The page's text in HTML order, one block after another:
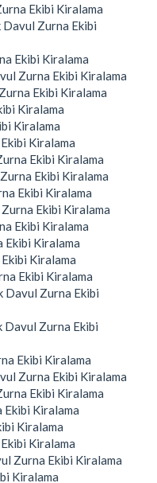
Ekibi Kiralama
Davul Zurna Ekibi
Ekibi Kiralama
Zurna Ekibi Kiralama
Ekibi Kiralama
Kiralama
Kiralama
Kiralama
Ekibi Kiralama
Ekibi Kiralama
Ekibi Kiralama
Ekibi Kiralama
Ekibi Kiralama
Ekibi Kiralama
Kiralama
Ekibi Kiralama
Davul Zurna Ekibi
Davul Zurna Ekibi
Ekibi Kiralama
Zurna Ekibi Kiralama
Ekibi Kiralama
Ekibi Kiralama
Kiralama
Kiralama
Zurna Ekibi Kiralama
Kiralama